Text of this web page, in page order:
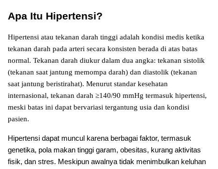
Apa Itu Hipertensi?
Hipertensi atau tekanan darah tinggi adalah kondisi medis ketika
tekanan darah pada arteri secara konsisten berada di atas batas
normal. Tekanan darah diukur dalam dua angka: tekanan sistolik
(tekanan saat jantung memompa darah) dan diastolik (tekanan
saat jantung beristirahat). Menurut standar kesehatan
internasional, tekanan darah ≥140/90 mmHg termasuk hipertensi,
meski batas ini dapat bervariasi tergantung usia dan kondisi
pasien.
Hipertensi dapat muncul karena berbagai faktor, termasuk
genetika, pola makan tinggi garam, obesitas, kurang aktivitas
fisik, dan stres. Meskipun awalnya tidak menimbulkan keluhan